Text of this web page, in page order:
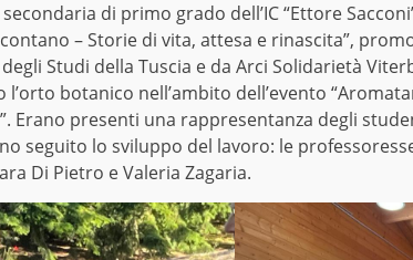
di primo grado dell’IC “Ettore
– Storie di vita, attesa e rinascita”,
Studi della Tuscia e da Arci Solidarietà
botanico nell’ambito dell’evento
Erano presenti una rappresentanza degli
seguito lo sviluppo del lavoro: le
Di Pietro e Valeria Zagaria.